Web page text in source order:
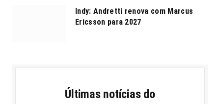
Indy: Andretti renova com Marcus
Ericsson para 2027
Últimas notícias do